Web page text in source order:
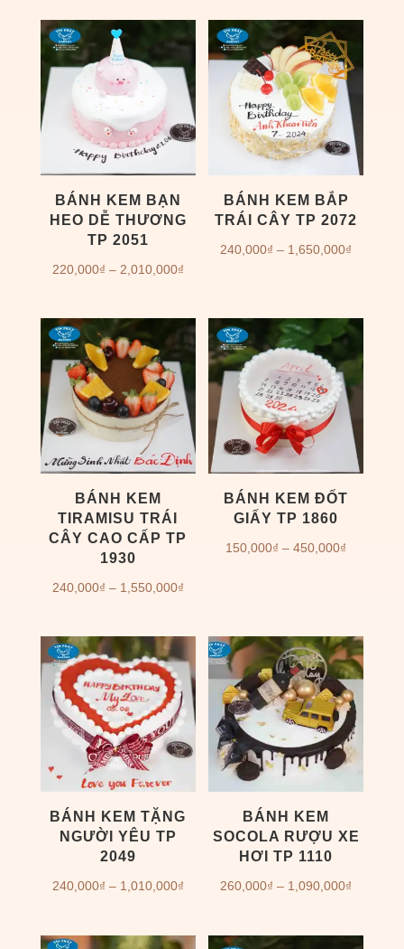
từ
280,000₫
đến
630,000₫
từ
270,000₫
đến
480,000₫
BÁNH KEM BẠN
HEO DỄ THƯƠNG
TP 2051
220,000₫ – 2,010,000₫Khoảng
từ
220,000₫
2,010,000₫
BÁNH KEM BẮP
TRÁI CÂY TP 2072
240,000₫ – 1,650,000₫
240,000₫
BÁNH KEM
TIRAMISU TRÁI
CÂY CAO CẤP TP
1930
240,000₫ – 1,550,000₫Khoảng
từ
240,000₫
đến
1,550,000₫
BÁNH KEM ĐỐT
GIẤY TP 1860
150,000₫ – 450,000₫
đến
450,000₫
BÁNH KEM TẶNG
NGƯỜI YÊU TP
2049
240,000₫ – 1,010,000₫Khoảng
từ
BÁNH KEM
SOCOLA RƯỢU XE
HƠI TP 1110
260,000₫ – 1,090,000₫
từ